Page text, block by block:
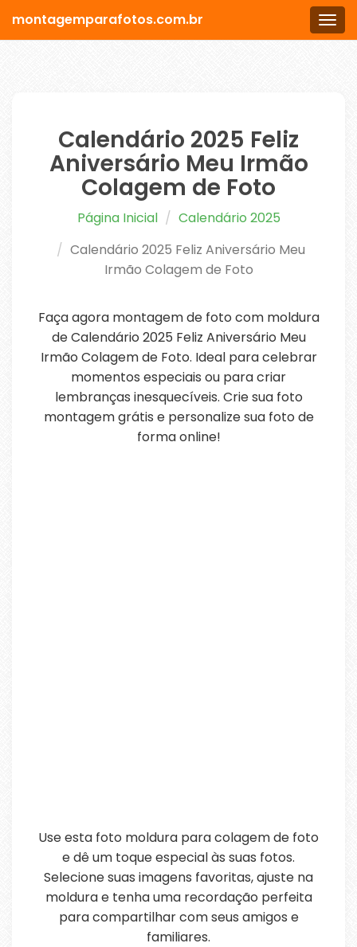
Menu
montagemparafotos.com.br
Calendário 2025 Feliz
Aniversário Meu Irmão
Colagem de Foto
Página Inicial
Calendário 2025
Calendário 2025 Feliz Aniversário Meu
Irmão Colagem de Foto
Faça agora montagem de foto com moldura
de Calendário 2025 Feliz Aniversário Meu
Irmão Colagem de Foto. Ideal para celebrar
momentos especiais ou para criar
lembranças inesquecíveis. Crie sua foto
montagem grátis e personalize sua foto de
forma online!
Use esta foto moldura para colagem de foto
e dê um toque especial às suas fotos.
Selecione suas imagens favoritas, ajuste na
moldura e tenha uma recordação perfeita
para compartilhar com seus amigos e
familiares.